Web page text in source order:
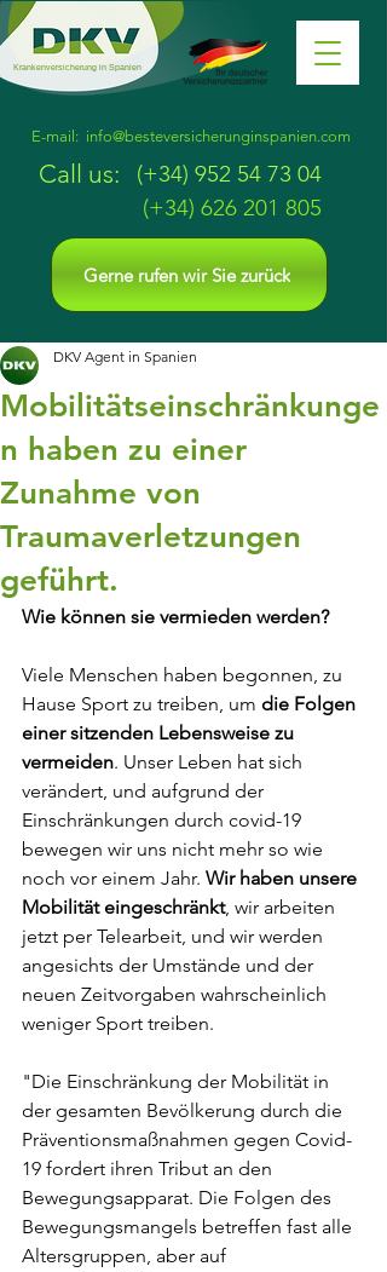
Krankenversicherung in Spanien
E-mail: info@besteversicherunginspanien.com
Call us: (+34) 952 54 73 04
(+34) 626 201 805
Gerne rufen wir Sie zurück
Mobilitätseinschränkunge
n haben zu einer
Zunahme von
Traumaverletzungen
geführt.
DKV Agent in Spanien
Wie können sie vermieden werden?
Viele Menschen haben begonnen, zu
Hause Sport zu treiben, um die Folgen
einer sitzenden Lebensweise zu
vermeiden. Unser Leben hat sich
verändert, und aufgrund der
Einschränkungen durch covid-19
bewegen wir uns nicht mehr so wie
noch vor einem Jahr. Wir haben unsere
Mobilität eingeschränkt, wir arbeiten
jetzt per Telearbeit, und wir werden
angesichts der Umstände und der
neuen Zeitvorgaben wahrscheinlich
weniger Sport treiben.
"Die Einschränkung der Mobilität in
der gesamten Bevölkerung durch die
Präventionsmaßnahmen gegen Covid-
19 fordert ihren Tribut an den
Bewegungsapparat. Die Folgen des
Bewegungsmangels betreffen fast alle
Altersgruppen, aber auf